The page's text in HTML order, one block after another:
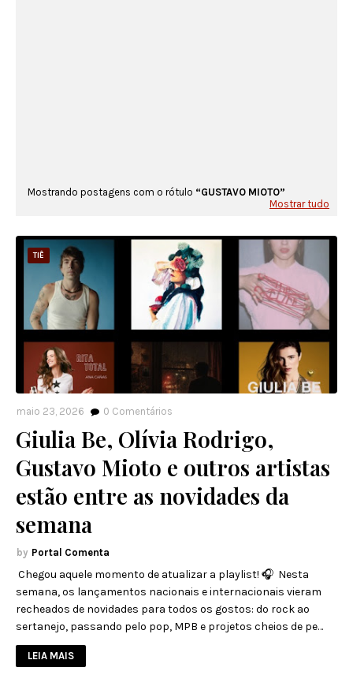
Mostrando postagens com o rótulo
GUSTAVO MIOTO
Mostrar tudo
TIÊ
maio 23, 2026 0 Comentários
Giulia Be, Olívia Rodrigo,
Gustavo Mioto e outros artistas
estão entre as novidades da
semana
Portal Comenta
​ Chegou aquele momento de atualizar a playlist! 🎧 Nesta
semana, os lançamentos nacionais e internacionais vieram
recheados de novidades para todos os gostos: do rock ao
sertanejo, passando pelo pop, MPB e projetos cheios de pe…
LEIA MAIS